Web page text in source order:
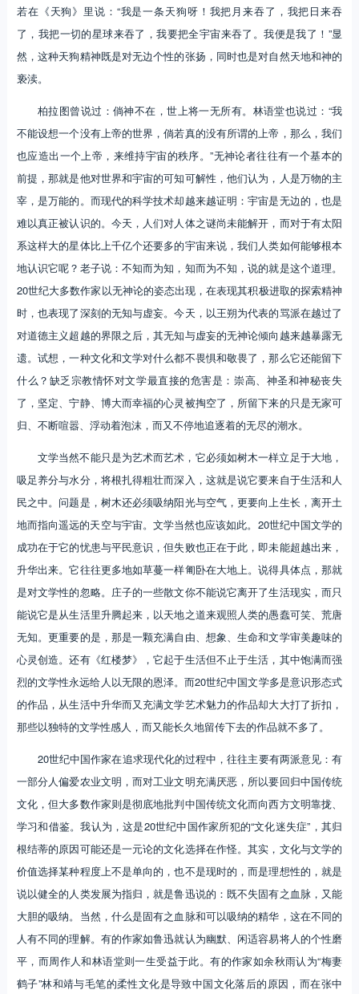
若在《天狗》里说：“我是一条天狗呀！我把月来吞了，我把日来吞
了，我把一切的星球来吞了，我要把全宇宙来吞了。我便是我了！”显
然，这种天狗精神既是对无边个性的张扬，同时也是对自然天地和神的
亵渎。
柏拉图曾说过：倘神不在，世上将一无所有。林语堂也说过：“我
不能设想一个没有上帝的世界，倘若真的没有所谓的上帝，那么，我们
也应造出一个上帝，来维持宇宙的秩序。”无神论者往往有一个基本的
前提，那就是他对世界和宇宙的可知可解性，他们认为，人是万物的主
宰，是万能的。而现代的科学技术却越来越证明：宇宙是无边的，也是
难以真正被认识的。今天，人们对人体之谜尚未能解开，而对于有太阳
系这样大的星体比上千亿个还要多的宇宙来说，我们人类如何能够根本
地认识它呢？老子说：不知而为知，知而为不知，说的就是这个道理。
20世纪大多数作家以无神论的姿态出现，在表现其积极进取的探索精神
时，也表现了深刻的无知与虚妄。今天，以王朔为代表的骂派在越过了
对道德主义超越的界限之后，其无知与虚妄的无神论倾向越来越暴露无
遗。试想，一种文化和文学对什么都不畏惧和敬畏了，那么它还能留下
什么？缺乏宗教情怀对文学最直接的危害是：崇高、神圣和神秘丧失
了，坚定、宁静、博大而幸福的心灵被掏空了，所留下来的只是无家可
归、不断喧嚣、浮动着泡沫，而又不停地追逐着的无尽的潮水。
文学当然不能只是为艺术而艺术，它必须如树木一样立足于大地，
吸足养分与水分，将根扎得粗壮而深入，这就是说它要来自于生活和人
民之中。问题是，树木还必须吸纳阳光与空气，更要向上生长，离开土
地而指向遥远的天空与宇宙。文学当然也应该如此。20世纪中国文学的
成功在于它的忧患与平民意识，但失败也正在于此，即未能超越出来，
升华出来。它往往更多地如草蔓一样匍卧在大地上。说得具体点，那就
是对文学性的忽略。庄子的一些散文你不能说它离开了生活现实，而只
能说它是从生活里升腾起来，以天地之道来观照人类的愚蠢可笑、荒唐
无知。更重要的是，那是一颗充满自由、想象、生命和文学审美趣味的
心灵创造。还有《红楼梦》，它起于生活但不止于生活，其中饱满而强
烈的文学性永远给人以无限的恩泽。而20世纪中国文学多是意识形态式
的作品，从生活中升华而又充满文学艺术魅力的作品却大大打了折扣，
那些以独特的文学性感人，而又能长久地留传下去的作品就不多了。
20世纪中国作家在追求现代化的过程中，往往主要有两派意见：有
一部分人偏爱农业文明，而对工业文明充满厌恶，所以要回归中国传统
文化，但大多数作家则是彻底地批判中国传统文化而向西方文明靠拢、
学习和借鉴。我认为，这是20世纪中国作家所犯的“文化迷失症”，其归
根结蒂的原因可能还是一元论的文化选择在作怪。其实，文化与文学的
价值选择某种程度上不是单向的，也不是现时的，而是理想性的，就是
说以健全的人类发展为指归，就是鲁迅说的：既不失固有之血脉，又能
大胆的吸纳。当然，什么是固有之血脉和可以吸纳的精华，这在不同的
人有不同的理解。有的作家如鲁迅就认为幽默、闲适容易将人的个性磨
平，而周作人和林语堂则一生受益于此。有的作家如余秋雨认为“梅妻
鹤子”林和靖与毛笔的柔性文化是导致中国文化落后的原因，而在张中